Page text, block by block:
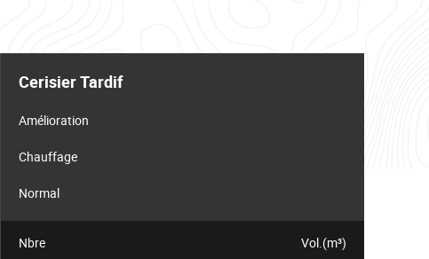
Cerisier Tardif
Amélioration
Chauffage
Normal
Nbre Vol.(m³)